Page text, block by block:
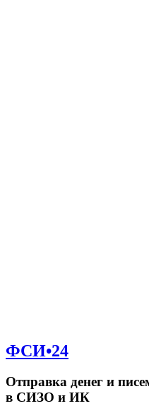
ФСИ•24
Отправка денег и
в СИЗО и ИК